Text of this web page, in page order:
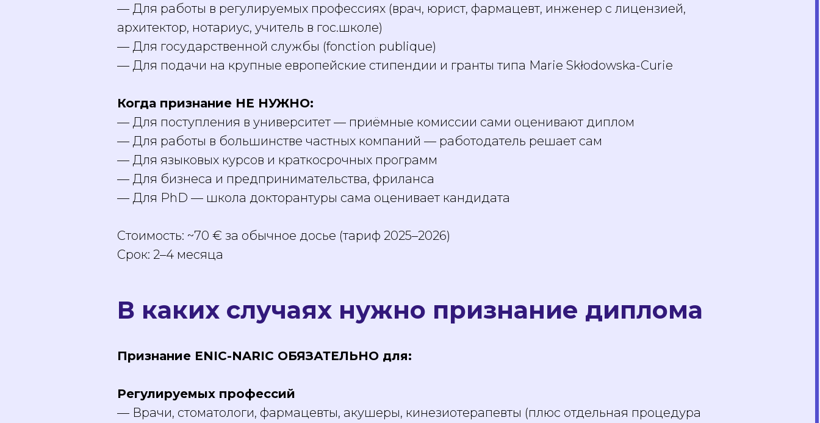
— Для работы в регулируемых профессиях (врач, юрист, фармацевт, инженер с лицензией,
архитектор, нотариус, учитель в гос.школе)
— Для государственной службы (fonction publique)
— Для подачи на крупные европейские стипендии и гранты типа Marie Skłodowska-Curie
Когда признание НЕ НУЖНО:
— Для поступления в университет — приёмные комиссии сами оценивают диплом
— Для работы в большинстве частных компаний — работодатель решает сам
— Для языковых курсов и краткосрочных программ
— Для бизнеса и предпринимательства, фриланса
— Для PhD — школа докторантуры сама оценивает кандидата
Стоимость: ~70 € за обычное досье (тариф 2025–2026)
Срок: 2–4 месяца
В каких случаях нужно признание диплома
Признание ENIC-NARIC ОБЯЗАТЕЛЬНО для:
Регулируемых профессий
— Врачи, стоматологи, фармацевты, акушеры, кинезиотерапевты (плюс отдельная процедура